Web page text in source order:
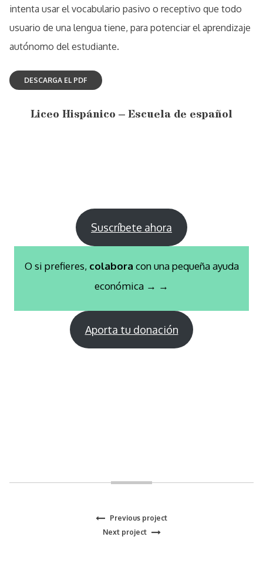
intenta usar el vocabulario pasivo o receptivo que todo
usuario de una lengua tiene, para potenciar el aprendizaje
autónomo del estudiante.
Liceo Hispánico – Escuela de español
Suscríbete ahora
O si prefieres, colabora con una pequeña ayuda
económica → →
Aporta tu donación
Previous projectPrevious
Next project
Next